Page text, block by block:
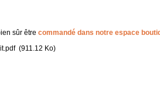
sûr être commandé dans notre espace
(911.12 Ko)